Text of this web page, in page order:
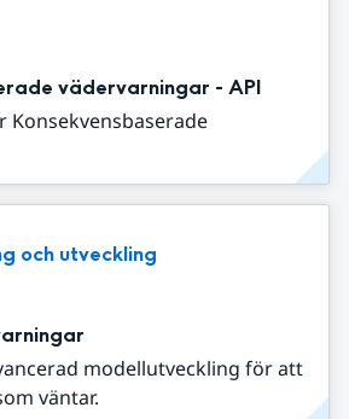
vädervarningar - API
Konsekvensbaserade
och utveckling
modellutveckling för att
väntar.